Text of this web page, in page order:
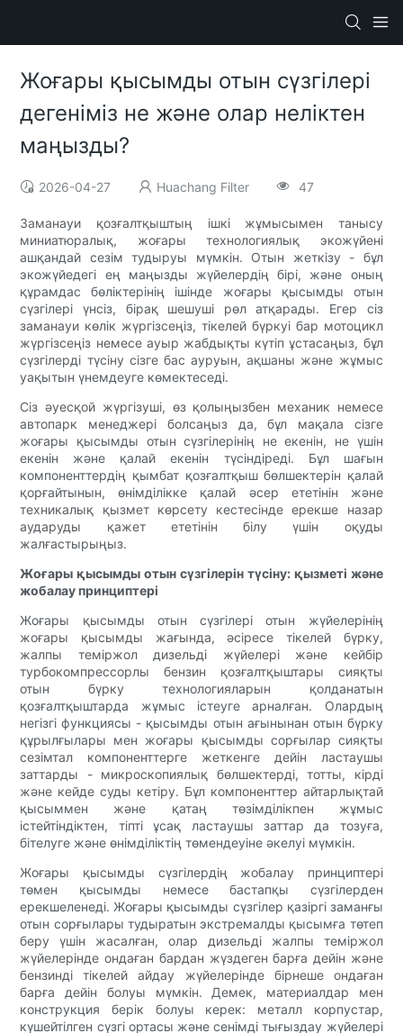
Жоғары қысымды отын сүзгілері
дегеніміз не және олар неліктен
маңызды?
2026-04-27 Huachang Filter 47
Заманауи қозғалтқыштың ішкі жұмысымен танысу
миниатюралық, жоғары технологиялық экожүйені
ашқандай сезім тудыруы мүмкін. Отын жеткізу - бұл
экожүйедегі ең маңызды жүйелердің бірі, және оның
құрамдас бөліктерінің ішінде жоғары қысымды отын
сүзгілері үнсіз, бірақ шешуші рөл атқарады. Егер сіз
заманауи көлік жүргізсеңіз, тікелей бүркуі бар мотоцикл
жүргізсеңіз немесе ауыр жабдықты күтіп ұстасаңыз, бұл
сүзгілерді түсіну сізге бас ауруын, ақшаны және жұмыс
уақытын үнемдеуге көмектеседі.
Сіз әуесқой жүргізуші, өз қолыңызбен механик немесе
автопарк менеджері болсаңыз да, бұл мақала сізге
жоғары қысымды отын сүзгілерінің не екенін, не үшін
екенін және қалай екенін түсіндіреді. Бұл шағын
компоненттердің қымбат қозғалтқыш бөлшектерін қалай
қорғайтынын, өнімділікке қалай әсер ететінін және
техникалық қызмет көрсету кестесінде ерекше назар
аударуды қажет ететінін білу үшін оқуды
жалғастырыңыз.
Жоғары қысымды отын сүзгілерін түсіну: қызметі және
жобалау принциптері
Жоғары қысымды отын сүзгілері отын жүйелерінің
жоғары қысымды жағында, әсіресе тікелей бүрку,
жалпы теміржол дизельді жүйелері және кейбір
турбокомпрессорлы бензин қозғалтқыштары сияқты
отын бүрку технологияларын қолданатын
қозғалтқыштарда жұмыс істеуге арналған. Олардың
негізгі функциясы - қысымды отын ағынынан отын бүрку
құрылғылары мен жоғары қысымды сорғылар сияқты
сезімтал компоненттерге жеткенге дейін ластаушы
заттарды - микроскопиялық бөлшектерді, тотты, кірді
және кейде суды кетіру. Бұл компоненттер айтарлықтай
қысыммен және қатаң төзімділікпен жұмыс
істейтіндіктен, тіпті ұсақ ластаушы заттар да тозуға,
бітелуге және өнімділіктің төмендеуіне әкелуі мүмкін.
Жоғары қысымды сүзгілердің жобалау принциптері
төмен қысымды немесе бастапқы сүзгілерден
ерекшеленеді. Жоғары қысымды сүзгілер қазіргі заманғы
отын сорғылары тудыратын экстремалды қысымға төтеп
беру үшін жасалған, олар дизельді жалпы теміржол
жүйелерінде ондаған бардан жүздеген барға дейін және
бензинді тікелей айдау жүйелерінде бірнеше ондаған
барға дейін болуы мүмкін. Демек, материалдар мен
конструкция берік болуы керек: металл корпустар,
күшейтілген сүзгі ортасы және сенімді тығыздау жүйелері